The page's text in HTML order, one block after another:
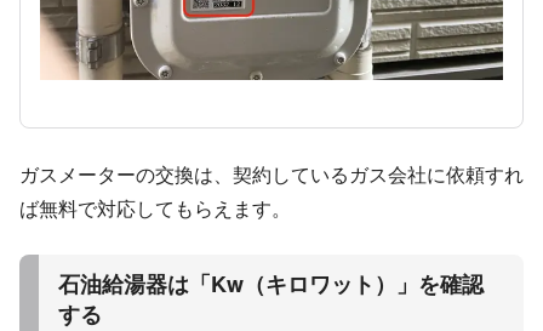
ガスメーターの交換は、契約しているガス会社に依頼すれ
ば無料で対応してもらえます。
石油給湯器は「Kw（キロワット）」を確認
する